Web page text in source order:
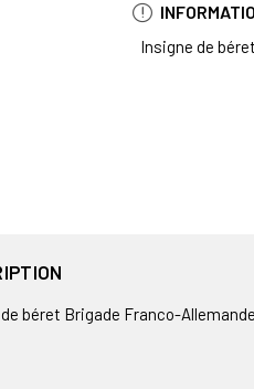
Insigne de
béret Brigade Franco-